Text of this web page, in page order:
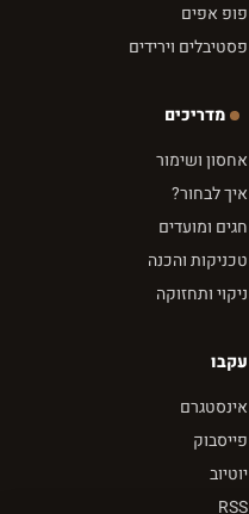
פופ אפים
פסטיבלים וירידים
מדריכים
אחסון ושימור
איך לבחור?
חגים ומועדים
טכניקות והכנה
ניקוי ותחזוקה
עקבו
אינסטגרם
פייסבוק
יוטיוב
RSS